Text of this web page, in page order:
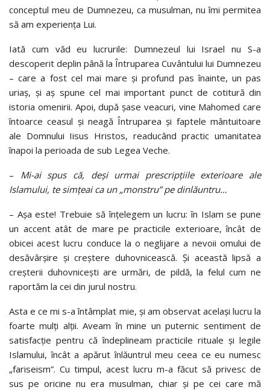
conceptul meu de Dumnezeu, ca musulman, nu îmi permitea
să am experiența Lui.
Iată cum văd eu lucrurile: Dumnezeul lui Israel nu S-a
descoperit deplin până la Întruparea Cuvântului lui Dumnezeu
– care a fost cel mai mare și profund pas înainte, un pas
uriaș, și aș spune cel mai important punct de cotitură din
istoria omenirii. Apoi, după șase veacuri, vine Mahomed care
întoarce ceasul și neagă Întruparea și faptele mântuitoare
ale Domnului Iisus Hristos, readucând practic umanitatea
înapoi la perioada de sub Legea Veche.
– Mi-ai spus că, deși urmai prescripțiile exterioare ale
Islamului, te simțeai ca un „monstru” pe dinlăuntru…
– Așa este! Trebuie să înțelegem un lucru: în Islam se pune
un accent atât de mare pe practicile exterioare, încât de
obicei acest lucru conduce la o neglijare a nevoii omului de
desăvârșire și creștere duhovnicească. Și această lipsă a
creșterii duhovnicești are urmări, de pildă, la felul cum ne
raportăm la cei din jurul nostru.
Asta e ce mi s-a întâmplat mie, și am observat același lucru la
foarte mulți alții. Aveam în mine un puternic sentiment de
satisfacție pentru că îndeplineam practicile rituale și legile
Islamului, încât a apărut înlăuntrul meu ceea ce eu numesc
„fariseism”. Cu timpul, acest lucru m-a făcut să privesc de
sus pe oricine nu era musulman, chiar și pe cei care mă